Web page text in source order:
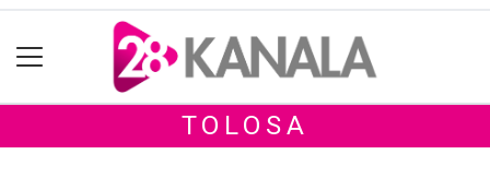
TOLOSA